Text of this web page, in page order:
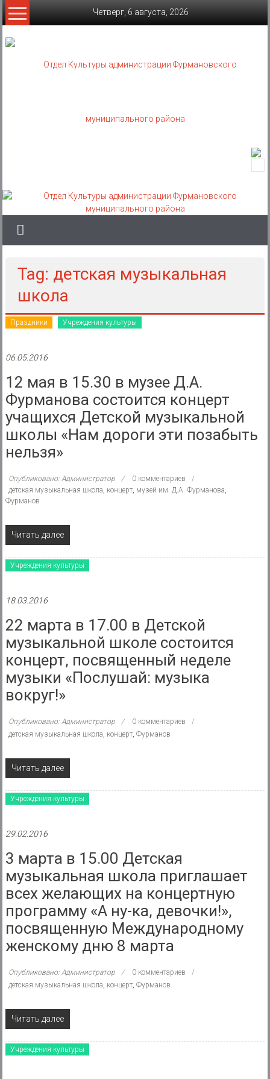
Skip
to
Четверг, 6 августа, 2026
администрации
Фурмановского
муниципального
района
Муниципальное
казенное
учреждение
Tag: детская музыкальная
школа
Праздники Учреждения культуры
06.05.2016
12 мая в 15.30 в музее Д.А.
Фурманова состоится концерт
учащихся Детской музыкальной
школы «Нам дороги эти позабыть
нельзя»
Опубликовано: Администратор
0 комментариев
детская музыкальная школа, концерт, музей им. Д.А. Фурманова,
Фурманов
Читать далее
Учреждения культуры
18.03.2016
22 марта в 17.00 в Детской
музыкальной школе состоится
концерт, посвященный неделе
музыки «Послушай: музыка
вокруг!»
Опубликовано: Администратор
0 комментариев
детская музыкальная школа, концерт, Фурманов
Читать далее
Учреждения культуры
29.02.2016
3 марта в 15.00 Детская
музыкальная школа приглашает
всех желающих на концертную
программу «А ну-ка, девочки!»,
посвященную Международному
женскому дню 8 марта
Опубликовано: Администратор
0 комментариев
детская музыкальная школа, концерт, Фурманов
Читать далее
Учреждения культуры